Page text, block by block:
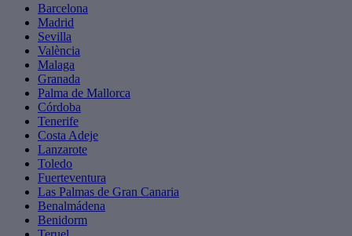
Barcelona
Madrid
Sevilla
València
Malaga
Granada
Palma de Mallorca
Córdoba
Tenerife
Costa Adeje
Lanzarote
Toledo
Fuerteventura
Las Palmas de Gran Canaria
Benalmádena
Benidorm